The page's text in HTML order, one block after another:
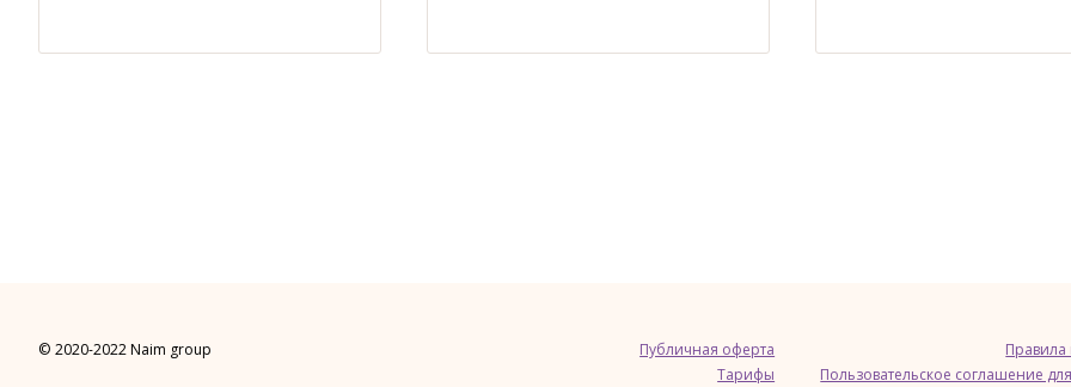
© 2020-2022 Naim group
Публичная оферта
Тарифы
Правила
Пользовательское соглашение